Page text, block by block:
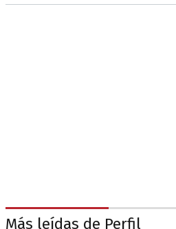
Más leídas de Perfil